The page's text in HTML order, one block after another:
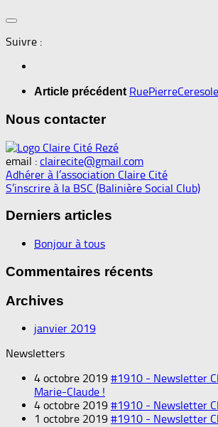
Suivre :
Article précédent
Nous contacter
email : clairecite@gmail.com
Adhérer à l’association Claire Cité
S’inscrire à la BSC (Balinière Social Club)
Derniers articles
Bonjour à tous
Commentaires récents
Archives
janvier 2019
Newsletters
4 octobre 2019 #1910 - Newsletter
Marie-Claude !
4 octobre 2019 #1910 - Newsletter
1 octobre 2019 #1910 - Newsletter